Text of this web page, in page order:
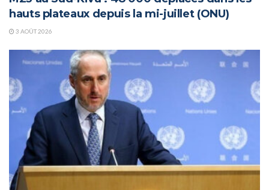
hauts plateaux depuis la mi-juillet (ONU)
3 AOÛT 2026